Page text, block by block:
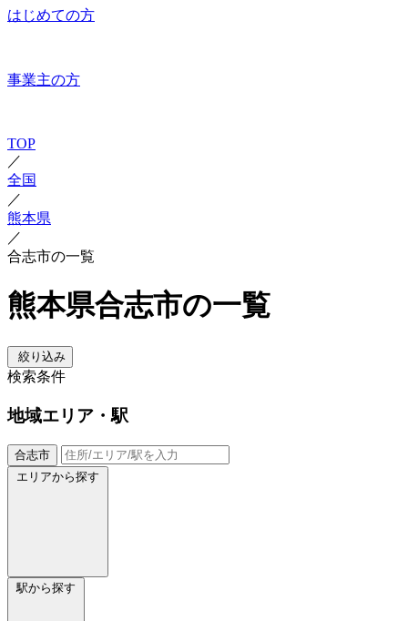
はじめての方
事業主の方
TOP
／
全国
／
熊本県
／
合志市の一覧
熊本県合志市の一覧
絞り込み
検索条件
地域エリア・駅
合志市
エリアから探す
駅から探す